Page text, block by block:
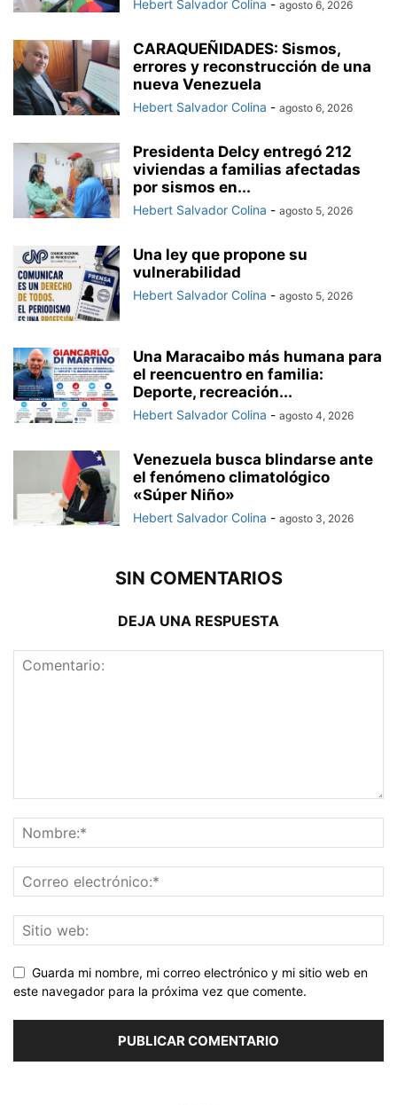
Hebert Salvador Colina - agosto 6, 2026
CARAQUEÑIDADES: Sismos,
errores y reconstrucción de una
nueva Venezuela
Hebert Salvador Colina - agosto 6, 2026
Presidenta Delcy entregó 212
viviendas a familias afectadas
por sismos en...
Hebert Salvador Colina - agosto 5, 2026
Una ley que propone su
vulnerabilidad
Hebert Salvador Colina - agosto 5, 2026
Una Maracaibo más humana para
el reencuentro en familia:
Deporte, recreación...
Hebert Salvador Colina - agosto 4, 2026
Venezuela busca blindarse ante
el fenómeno climatológico
«Súper Niño»
Hebert Salvador Colina - agosto 3, 2026
SIN COMENTARIOS
DEJA UNA RESPUESTA
Guarda mi nombre, mi correo electrónico y mi sitio web en
este navegador para la próxima vez que comente.